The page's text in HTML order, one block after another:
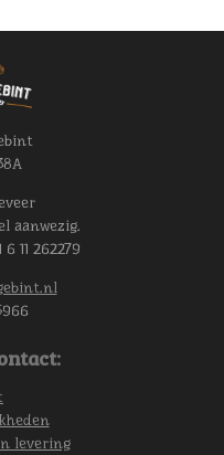
aanwezig.
6 11 262279
levering